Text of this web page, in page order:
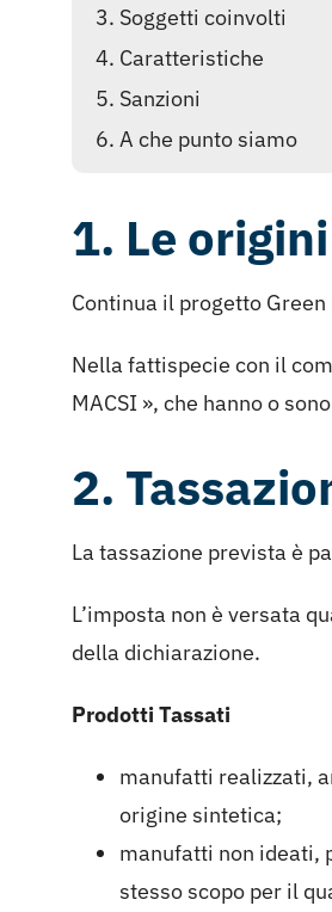
3. Soggetti coinvolti
4. Caratteristiche
5. Sanzioni
6. A che punto siamo
1. Le
Continua il progetto
Nella fattispecie con il
MACSI », che hanno o
2.
La tassazione prevista è
L’imposta non è versata
della dichiarazione.
Prodotti Tassati
manufatti realizzati,
origine sintetica;
manufatti non ideati,
stesso scopo per il